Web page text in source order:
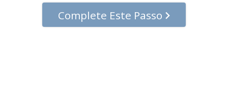
Complete Este Passo